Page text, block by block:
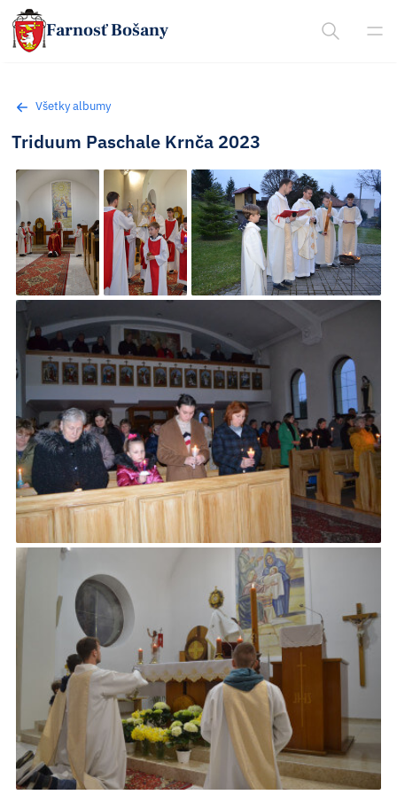
Farnosť Bošany
Všetky albumy
Triduum Paschale Krnča 2023